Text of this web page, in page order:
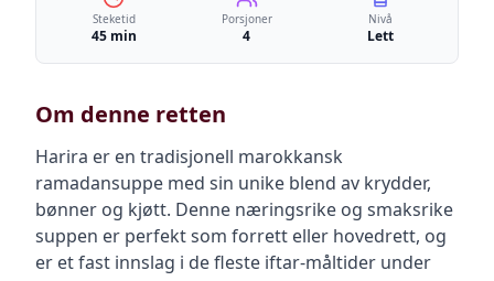
Steketid
45 min
Porsjoner
4
Nivå
Lett
Om denne retten
Harira er en tradisjonell marokkansk
ramadansuppe med sin unike blend av krydder,
bønner og kjøtt. Denne næringsrike og smaksrike
suppen er perfekt som forrett eller hovedrett, og
er et fast innslag i de fleste iftar-måltider under